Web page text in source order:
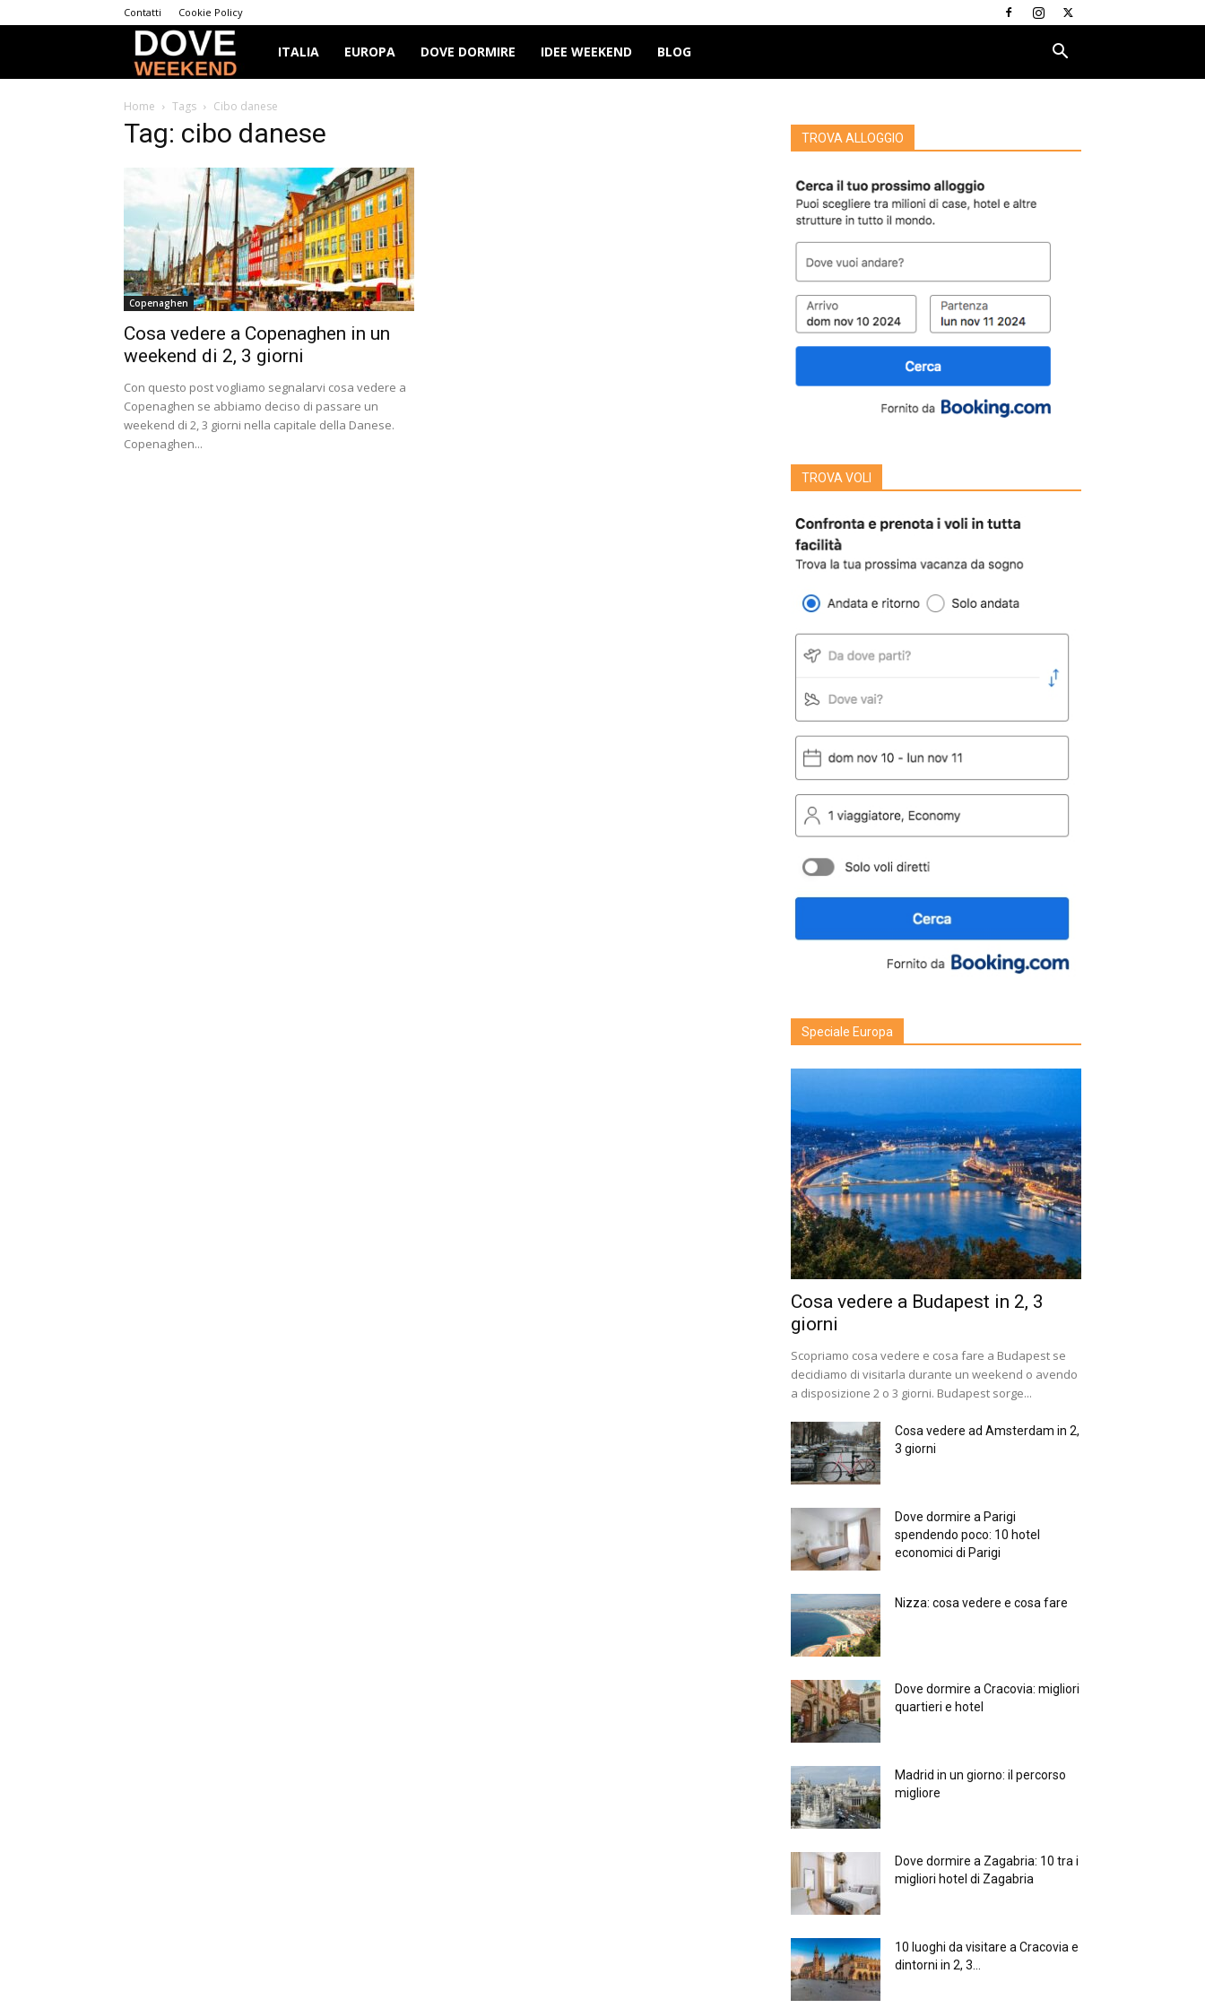
Contatti Cookie Policy
Dove
Weekend
ITALIA EUROPA DOVE DORMIRE IDEE WEEKEND BLOG
Home Tags Cibo danese
Tag: cibo danese
Copenaghen
Cosa vedere a Copenaghen in un
weekend di 2, 3 giorni
Con questo post vogliamo segnalarvi cosa vedere a
Copenaghen se abbiamo deciso di passare un
weekend di 2, 3 giorni nella capitale della Danese.
Copenaghen...
TROVA ALLOGGIO
TROVA VOLI
Speciale Europa
Cosa vedere a Budapest in 2, 3
giorni
Scopriamo cosa vedere e cosa fare a Budapest se
decidiamo di visitarla durante un weekend o avendo
a disposizione 2 o 3 giorni. Budapest sorge...
Cosa vedere ad Amsterdam in 2,
3 giorni
Dove dormire a Parigi
spendendo poco: 10 hotel
economici di Parigi
Nizza: cosa vedere e cosa fare
Dove dormire a Cracovia: migliori
quartieri e hotel
Madrid in un giorno: il percorso
migliore
Dove dormire a Zagabria: 10 tra i
migliori hotel di Zagabria
10 luoghi da visitare a Cracovia e
dintorni in 2, 3...